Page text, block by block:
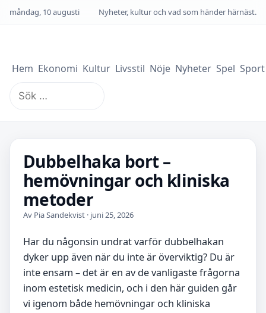
måndag, 10 augusti Nyheter, kultur och vad som händer härnäst.
Hem Ekonomi Kultur Livsstil Nöje Nyheter Spel Sport
Sök
efter:
Dubbelhaka bort –
hemövningar och kliniska
metoder
Av Pia Sandekvist · juni 25, 2026
Har du någonsin undrat varför dubbelhakan
dyker upp även när du inte är överviktig? Du är
inte ensam – det är en av de vanligaste frågorna
inom estetisk medicin, och i den här guiden går
vi igenom både hemövningar och kliniska